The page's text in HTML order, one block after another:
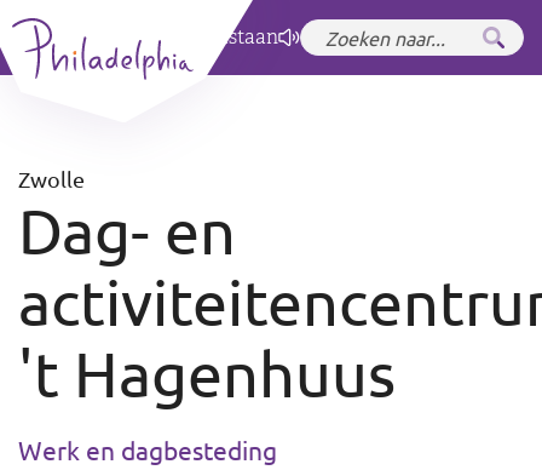
Zet hoog contrastaan
Zwolle
Dag- en
't Hagenhuus
Werk en dagbesteding